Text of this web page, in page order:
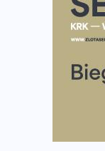
Rozbiegany
Już w tę sobotę
Wystartuje
35. Bieg
poradnik przed